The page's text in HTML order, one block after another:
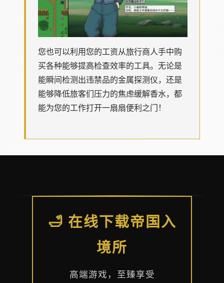
您也可以利用您的工资从旅行商人手中购
买各种能够提高检查效率的工具。无论是
能瞬间检测出违禁品的金属探测仪，还是
能够降低旅客们压力的焦虑缓解香水，都
能为您的工作打开一扇扇便利之门！
🛁 在线下载帝国入
境所
高端游戏，至臻享受